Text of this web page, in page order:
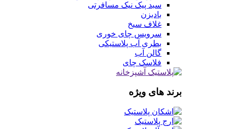
سبد پیک نیک مسافرتی
بادبزن
غلاف سیخ
سرویس چای خوری
بطری آب پلاستیکی
گالن آب
فلاسک چای
برند های ویژه